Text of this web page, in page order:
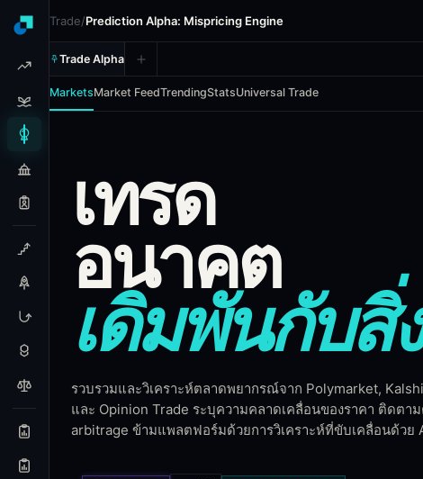
Trade/Prediction Alpha: Mispricing Engine
Trade Alpha
MarketsMarket FeedTrendingStatsUniversal Trade
Prediction Alpha aggregates every market from six
Coverage
On-chain permissionless markets
CFTC-regulated US event markets
Play-money community markets
Academic real-money political markets
Forecasting community with calibrated probabilities
Features
Whale position overlay per market - which wallets are
เทรด
อนาคต
เดิมพันกับสิ่
รวบรวมและวิเคราะห์ตลาดพยากรณ์จาก Polymarket,
และ Opinion Trade ระบุความคลาดเคลื่อนของราคา ติดตา
arbitrage ข้ามแพลตฟอร์มด้วยการวิเคราะห์ที่ขับเคลื่อนด้วย